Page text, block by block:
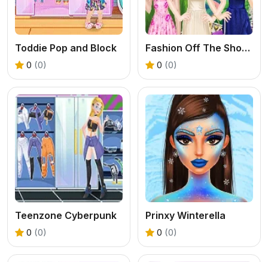
Toddie Pop and Block
0 (0)
Fashion Off The Shoulder Dress
0 (0)
Teenzone Cyberpunk
0 (0)
Prinxy Winterella
0 (0)